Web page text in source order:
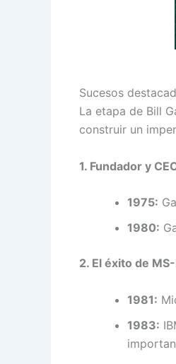
Sucesos
La etapa de Bill
construir un
1. Fundador y
1975:
1980:
2. El éxito de
1981:
1983: